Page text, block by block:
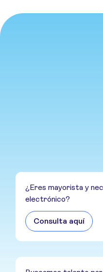
¿Eres mayorista y
electrónico?
Consulta aquí